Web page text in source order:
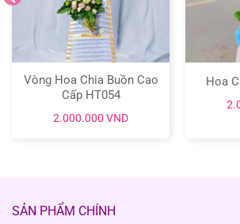
Vòng Hoa Chia Buồn Cao
Cấp HT054
2.000.000 VND
Hoa
SẢN PHẨM CHÍNH